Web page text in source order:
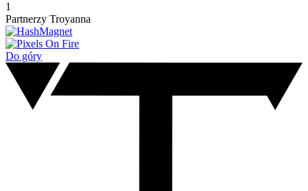
1
Partnerzy Troyanna
Do góry